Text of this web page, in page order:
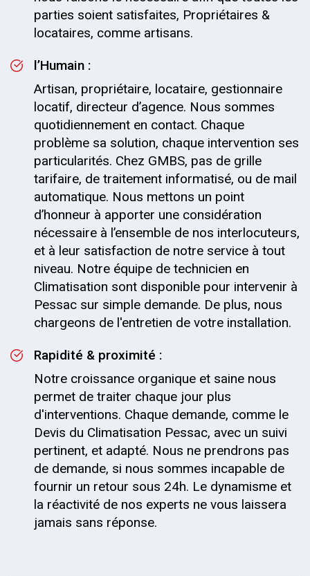
parties soient satisfaites, Propriétaires &
locataires, comme artisans.
l’Humain :
Artisan, propriétaire, locataire, gestionnaire
locatif, directeur d’agence. Nous sommes
quotidiennement en contact. Chaque
problème sa solution, chaque intervention ses
particularités. Chez GMBS, pas de grille
tarifaire, de traitement informatisé, ou de mail
automatique. Nous mettons un point
d’honneur à apporter une considération
nécessaire à l’ensemble de nos interlocuteurs,
et à leur satisfaction de notre service à tout
niveau. Notre équipe de technicien en
Climatisation sont disponible pour intervenir à
Pessac sur simple demande. De plus, nous
chargeons de l'entretien de votre installation.
Rapidité & proximité :
Notre croissance organique et saine nous
permet de traiter chaque jour plus
d'interventions. Chaque demande, comme le
Devis du Climatisation Pessac, avec un suivi
pertinent, et adapté. Nous ne prendrons pas
de demande, si nous sommes incapable de
fournir un retour sous 24h. Le dynamisme et
la réactivité de nos experts ne vous laissera
jamais sans réponse.